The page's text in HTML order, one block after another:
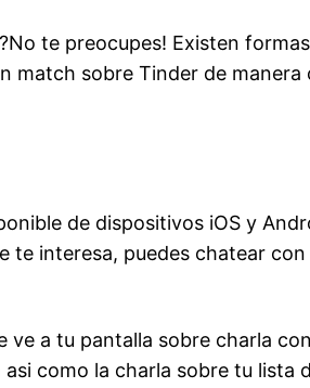
te preocupes! Existen
match sobre Tinder de manera
de dispositivos iOS y
interesa, puedes chatear
a tu pantalla sobre charla
como la charla sobre tu lista